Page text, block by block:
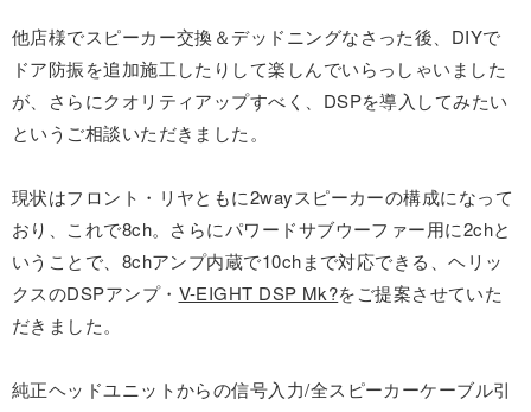
他店様でスピーカー交換＆デッドニングなさった後、DIYで
ドア防振を追加施工したりして楽しんでいらっしゃいました
が、さらにクオリティアップすべく、DSPを導入してみたい
というご相談いただきました。
現状はフロント・リヤともに2wayスピーカーの構成になって
おり、これで8ch。さらにパワードサブウーファー用に2chと
いうことで、8chアンプ内蔵で10chまで対応できる、ヘリッ
クスのDSPアンプ・ V-EIGHT DSP Mk?をご提案させていた
だきました。
純正ヘッドユニットからの信号入力/全スピーカーケーブル引